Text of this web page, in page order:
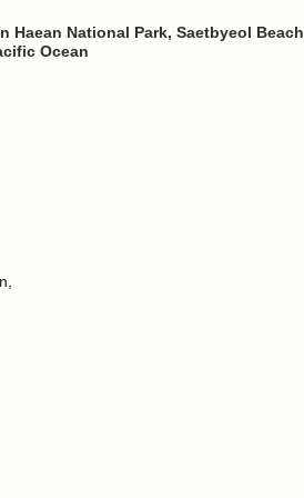
Haean National Park, Saetbyeol Beach
Ocean